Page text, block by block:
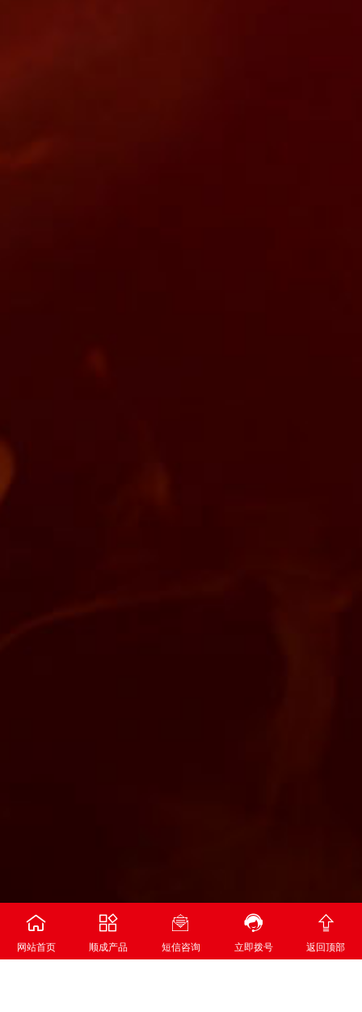

网站首页

顺成产品

短信咨询

立即拨号

返回顶部